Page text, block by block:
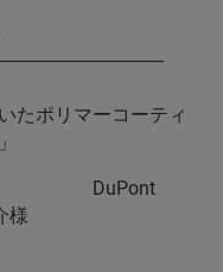
たポリマーコーティ
様